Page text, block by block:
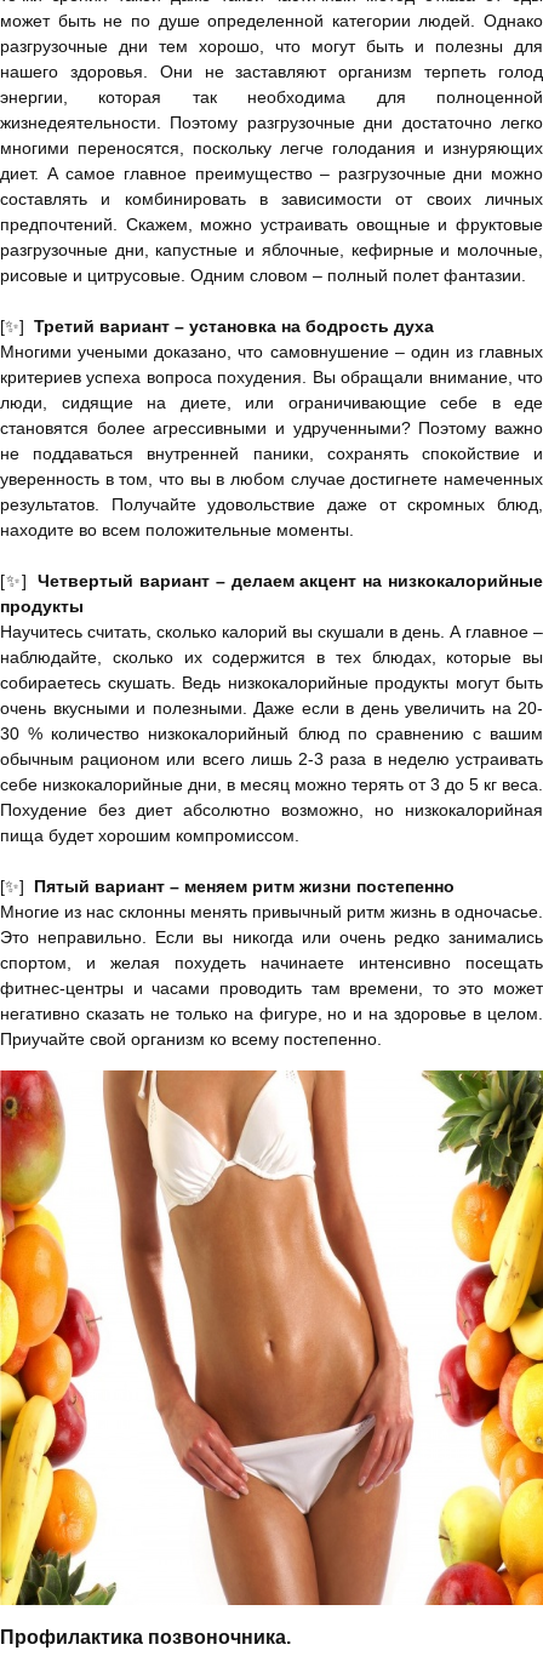
может быть не по душе определенной категории людей. Однако
разгрузочные дни тем хорошо, что могут быть и полезны для
нашего здоровья. Они не заставляют организм терпеть голод
энергии, которая так необходима для полноценной
жизнедеятельности. Поэтому разгрузочные дни достаточно легко
многими переносятся, поскольку легче голодания и изнуряющих
диет. А самое главное преимущество – разгрузочные дни можно
составлять и комбинировать в зависимости от своих личных
предпочтений. Скажем, можно устраивать овощные и фруктовые
разгрузочные дни, капустные и яблочные, кефирные и молочные,
рисовые и цитрусовые. Одним словом – полный полет фантазии.
[✨] Третий вариант – установка на бодрость духа
Многими учеными доказано, что самовнушение – один из главных
критериев успеха вопроса похудения. Вы обращали внимание, что
люди, сидящие на диете, или ограничивающие себе в еде
становятся более агрессивными и удрученными? Поэтому важно
не поддаваться внутренней паники, сохранять спокойствие и
уверенность в том, что вы в любом случае достигнете намеченных
результатов. Получайте удовольствие даже от скромных блюд,
находите во всем положительные моменты.
[✨]Четвертый вариант – делаем акцент на низкокалорийные
продукты
Научитесь считать, сколько калорий вы скушали в день. А главное –
наблюдайте, сколько их содержится в тех блюдах, которые вы
собираетесь скушать. Ведь низкокалорийные продукты могут быть
очень вкусными и полезными. Даже если в день увеличить на 20-
30 % количество низкокалорийный блюд по сравнению с вашим
обычным рационом или всего лишь 2-3 раза в неделю устраивать
себе низкокалорийные дни, в месяц можно терять от 3 до 5 кг веса.
Похудение без диет абсолютно возможно, но низкокалорийная
пища будет хорошим компромиссом.
[✨] Пятый вариант – меняем ритм жизни постепенно
Многие из нас склонны менять привычный ритм жизнь в одночасье.
Это неправильно. Если вы никогда или очень редко занимались
спортом, и желая похудеть начинаете интенсивно посещать
фитнес-центры и часами проводить там времени, то это может
негативно сказать не только на фигуре, но и на здоровье в целом.
Приучайте свой организм ко всему постепенно.
Профилактика позвоночника.